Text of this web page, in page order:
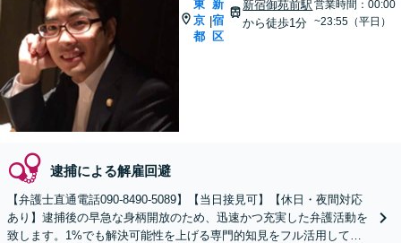
東
京
都
|
新
宿
区
新宿御苑前駅
から徒歩1分
営業時間：00:00
~23:55（平日）
逮捕による解雇回避
【弁護士直通電話090-8490-5089】【当日接見可】【休日・夜間対応
あり】逮捕後の早急な身柄開放のため、迅速かつ充実した弁護活動を
致します。1%でも解決可能性を上げる専門的知見をフル活用して取